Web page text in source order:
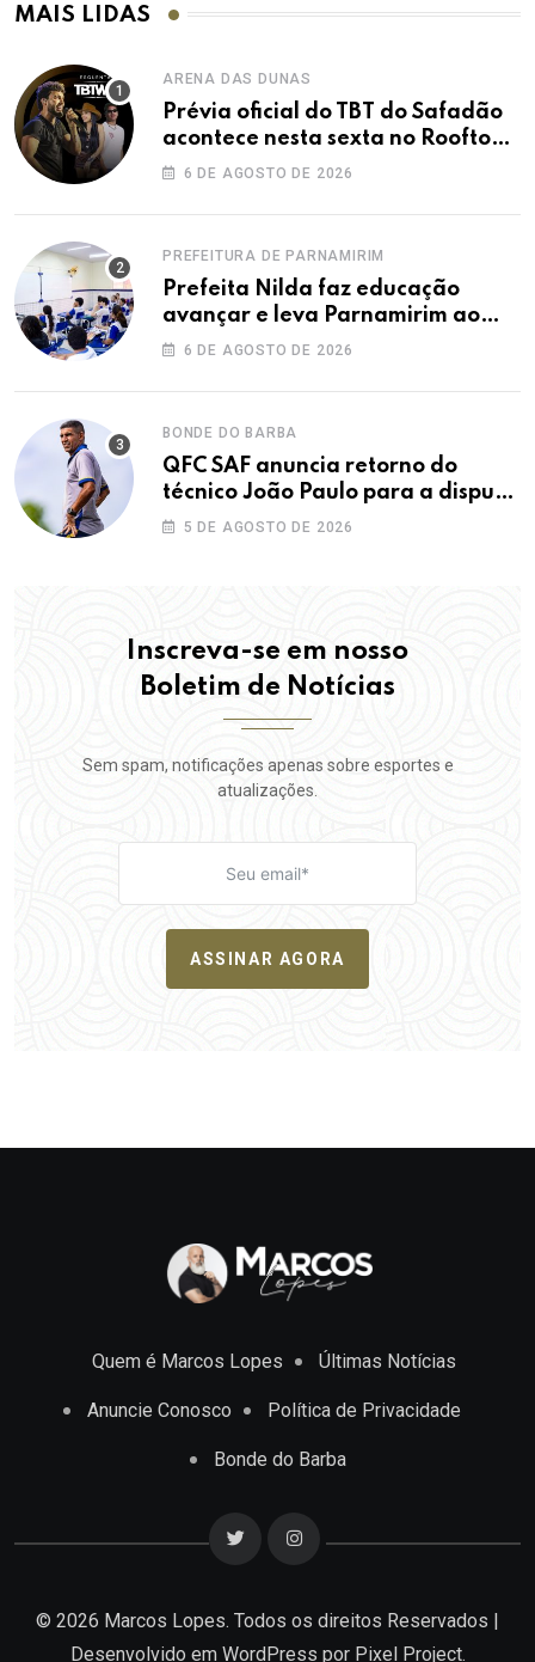
MAIS LIDAS
ARENA DAS DUNAS
Prévia oficial do TBT do Safadão
acontece nesta sexta no Rooftop
Dunas
6 DE AGOSTO DE 2026
PREFEITURA DE PARNAMIRIM
Prefeita Nilda faz educação
avançar e leva Parnamirim ao
maior IDEB da história dos anos
6 DE AGOSTO DE 2026
BONDE DO BARBA
QFC SAF anuncia retorno do
técnico João Paulo para a disputa
da elite do Campeonato Potiguar
5 DE AGOSTO DE 2026
Inscreva-se em nosso
Boletim de Notícias
Sem spam, notificações apenas sobre esportes e
atualizações.
ASSINAR AGORA
Quem é Marcos Lopes Últimas Notícias
Anuncie Conosco Política de Privacidade
Bonde do Barba
© 2026 Marcos Lopes. Todos os direitos Reservados |
Desenvolvido em WordPress por Pixel Project.